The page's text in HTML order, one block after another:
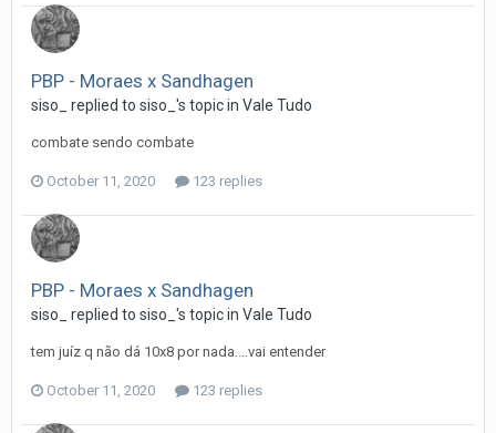
PBP - Moraes x Sandhagen
siso_ replied to siso_ 's topic in Vale Tudo
combate sendo combate
October 11, 2020 123 replies
PBP - Moraes x Sandhagen
siso_ replied to siso_ 's topic in Vale Tudo
tem juíz q não dá 10x8 por nada....vai entender
October 11, 2020 123 replies